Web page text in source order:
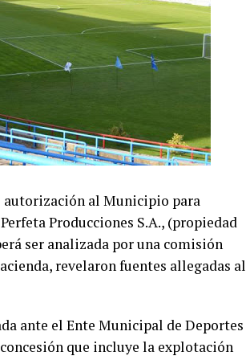
autorización al Municipio para
Producciones S.A., (propiedad
ser analizada por una comisión
revelaron fuentes allegadas al
ante el Ente Municipal de Deportes
que incluye la explotación